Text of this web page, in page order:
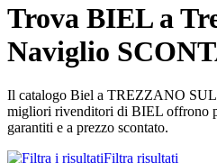
Trova BIEL a
Naviglio
Il catalogo Biel a TREZZANO
migliori rivenditori di BIEL offrono
garantiti e a prezzo scontato.
Filtra risultati